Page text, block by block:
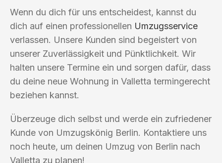
Wenn du dich für uns entscheidest, kannst du
dich auf einen professionellen Umzugsservice
verlassen. Unsere Kunden sind begeistert von
unserer Zuverlässigkeit und Pünktlichkeit. Wir
halten unsere Termine ein und sorgen dafür, dass
du deine neue Wohnung in Valletta termingerecht
beziehen kannst.
Überzeuge dich selbst und werde ein zufriedener
Kunde von Umzugskönig Berlin. Kontaktiere uns
noch heute, um deinen Umzug von Berlin nach
Valletta zu planen!